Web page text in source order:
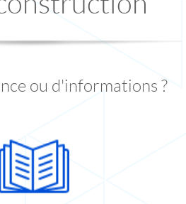
ou d'informations ?